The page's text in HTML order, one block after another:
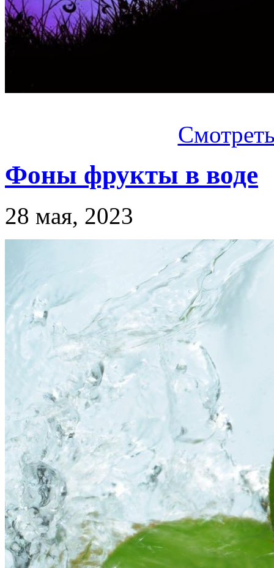
Фоны фрукты в воде
28 мая, 2023